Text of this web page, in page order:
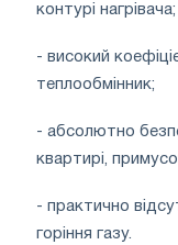
контурі нагрівача;
- високий
теплообмінник;
- абсолютно
квартирі,
- практично
горіння газу.